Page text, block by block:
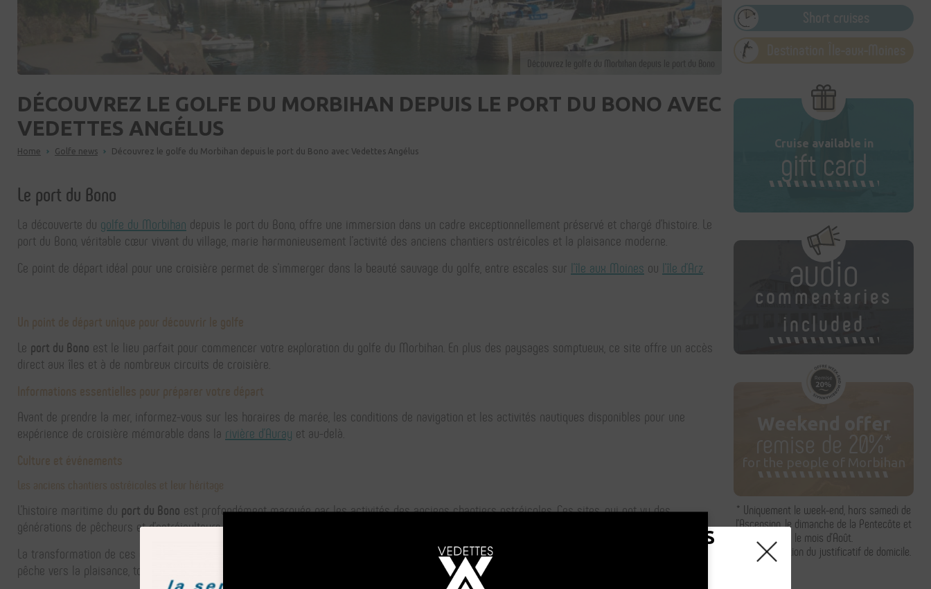
Découvrez le golfe du Morbihan depuis le port du Bono
DÉCOUVREZ LE GOLFE DU MORBIHAN DEPUIS LE PORT DU BONO AVEC
VEDETTES ANGÉLUS
Breadcrumb
Home Golfe news Découvrez le golfe du Morbihan depuis le port du Bono avec Vedettes Angélus
Le port du Bono
La découverte du golfe du Morbihan depuis le port du Bono, offre une immersion dans un cadre exceptionnellement préservé et chargé d'histoire. Le
port du Bono, véritable cœur vivant du village, marie harmonieusement l'activité des anciens chantiers ostréicoles et la plaisance moderne.
Ce point de départ idéal pour une croisière permet de s'immerger dans la beauté sauvage du golfe, entre escales sur l'île aux Moines ou l’île d’Arz.
Le port du Bono est le lieu parfait pour commencer votre exploration du golfe du Morbihan. En plus des paysages somptueux, ce site offre un accès
direct aux îles et à de nombreux circuits de croisière.
Avant de prendre la mer, informez-vous sur les horaires de marée, les conditions de navigation et les activités nautiques disponibles pour une
expérience de croisière mémorable dans la rivière d'Auray et au-delà.
L'histoire maritime du port du Bono est profondément marquée par les activités des anciens chantiers ostréicoles. Ces sites, qui ont vu des
générations de pêcheurs et d'ostréiculteurs, symbolisent un passé où le
La transformation de ces espaces en zones de mouillage pour les bateaux de plaisance souligne l'évolution de la vocation du
pêche vers la plaisance, tout en préservant une fenêtre sur son passé.
Cruise available in
gift card
audio
commentaries
included
Weekend offer
remise de 20%*
for the people of Morbihan
* Uniquement le week-end, hors samedi de
l'Ascension, le dimanche de la Pentecôte et
le mois d'Août.
Sur présentation du justificatif de domicile.
+
PROGRAMME DES CROISIERES
SUPPLEMENTAIRES